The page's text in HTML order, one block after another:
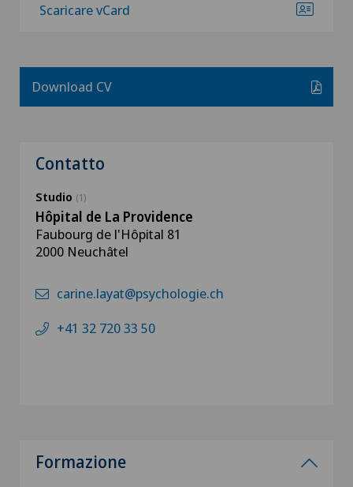
Scaricare vCard
Download CV
Contatto
Studio (1)
Hôpital de La Providence
Faubourg de l'Hôpital 81
2000 Neuchâtel
carine.layat@psychologie.ch
+41 32 720 33 50
Formazione